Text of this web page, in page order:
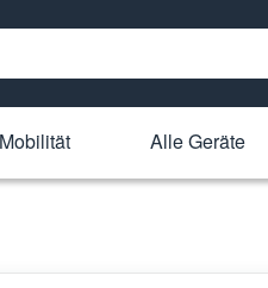
Alle Geräte